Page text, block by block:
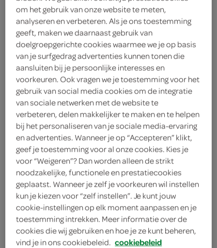
Always inlegkruisje long extra
22 Stuks
3.39 kies je SPAR
Always inlegkruisje normal
fresh
30 Stuks
3.39 kies je SPAR
Always inlegkruisje normal
single
om het gebruik van onze website te meten,
analyseren en verbeteren. Als je ons toestemming
geeft, maken we daarnaast gebruik van
doelgroepgerichte cookies waarmee we je op basis
van je surfgedrag advertenties kunnen tonen die
aansluiten bij je persoonlijke interesses en
voorkeuren. Ook vragen we je toestemming voor het
gebruik van social media cookies om de integratie
van sociale netwerken met de website te
verbeteren, delen makkelijker te maken en te helpen
bij het personaliseren van je sociale media-ervaring
en advertenties. Wanneer je op “Accepteren” klikt,
geef je toestemming voor al onze cookies. Kies je
voor “Weigeren”? Dan worden alleen de strikt
noodzakelijke, functionele en prestatiecookies
geplaatst. Wanneer je zelf je voorkeuren wil instellen
kun je kiezen voor “zelf instellen”. Je kunt jouw
cookie-instellingen op elk moment aanpassen en je
toestemming intrekken. Meer informatie over de
cookies die wij gebruiken en hoe je ze kunt beheren,
vind je in ons cookiebeleid. cookiebeleid